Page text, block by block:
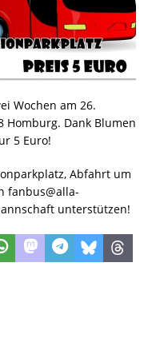
Wochen am 26.
Homburg. Dank Blumen
5 Euro!
Abfahrt um
fanbus@alla-
unterstützen!